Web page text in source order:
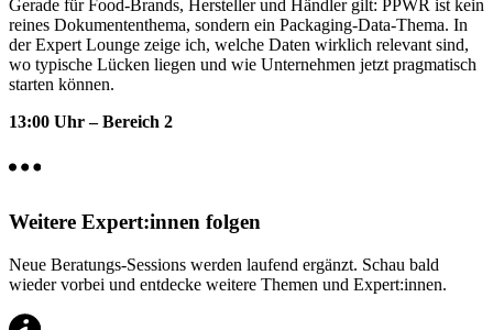
Gerade für Food-Brands, Hersteller und Händler gilt: PPWR ist kein
reines Dokumententhema, sondern ein Packaging-Data-Thema. In
der Expert Lounge zeige ich, welche Daten wirklich relevant sind,
wo typische Lücken liegen und wie Unternehmen jetzt pragmatisch
starten können.
13:00 Uhr – Bereich 2
Weitere Expert:innen folgen
Neue Beratungs-Sessions werden laufend ergänzt. Schau bald
wieder vorbei und entdecke weitere Themen und Expert:innen.